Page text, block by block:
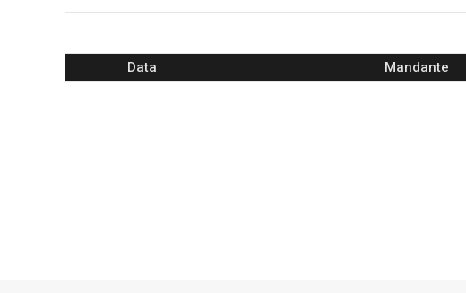
Data Mandante